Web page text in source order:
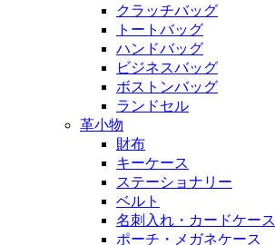
クラッチバッグ
トートバッグ
ハンドバッグ
ビジネスバッグ
ボストンバッグ
ランドセル
革小物
財布
キーケース
ステーショナリー
ベルト
名刺入れ・カードケース
ポーチ・メガネケース